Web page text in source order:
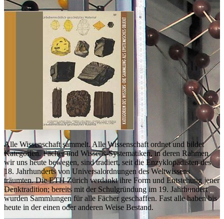
Alle Wissenschaft sammelt. Alle Wissenschaft ordnet und bildet
Kategorien. Fächer und Wissens-Systematiken, in deren Rahmen
wir uns heute bewegen, sind tradiert, seit die Enzyklopädisten des
18. Jahrhunderts von Universalordnungen des Weltwissens
träumten. Die ETH Zürich verdankt ihre Form und Entstehung jener
Denktradition; bereits mit der Schulgründung im 19. Jahrhundert
wurden Sammlungen für alle Fächer geschaffen. Fast alle haben bis
heute in der einen oder anderen Weise Bestand.